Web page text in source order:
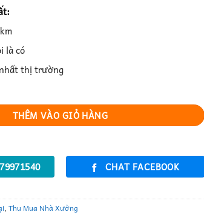
là có
thị trường
Nhanh Chóng Và Hiệu Quả số lượng
THÊM VÀO GIỎ HÀNG
CHAT FACEBOOK
,Thu Mua Nhà Xưởng